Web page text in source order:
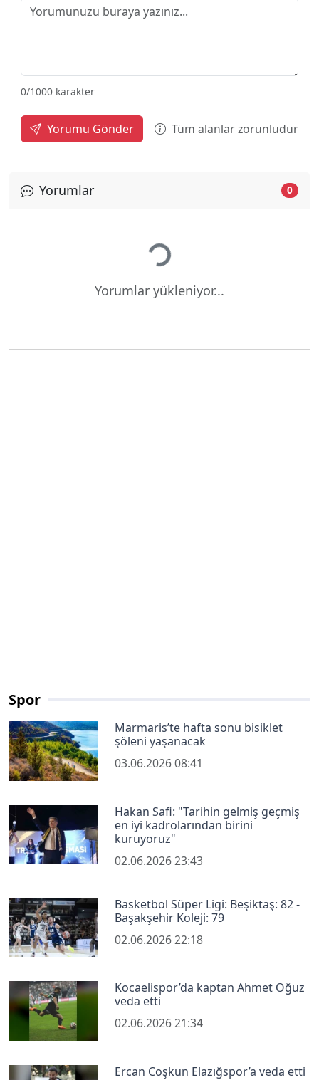
0/1000 karakter
Yorumu Gönder Tüm alanlar zorunludur
Yorumlar 0
Yükleniyor...
Yorumlar yükleniyor...
Spor
Marmaris’te hafta sonu bisiklet
şöleni yaşanacak
03.06.2026 08:41
Hakan Safi: "Tarihin gelmiş geçmiş
en iyi kadrolarından birini
kuruyoruz"
02.06.2026 23:43
Basketbol Süper Ligi: Beşiktaş: 82 -
Başakşehir Koleji: 79
02.06.2026 22:18
Kocaelispor’da kaptan Ahmet Oğuz
veda etti
02.06.2026 21:34
Ercan Coşkun Elazığspor’a veda etti